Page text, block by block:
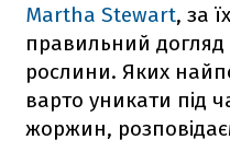
Martha Stewart, за
правильний догляд
рослини. Яких
варто уникати під
жоржин,